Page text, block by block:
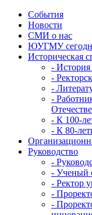
События
Новости
СМИ о нас
ЮУГМУ
Историческая
- История
-
-
-
- К 100-
- К 80-
Руководство
-
- Ученый
- Ректор
-
-